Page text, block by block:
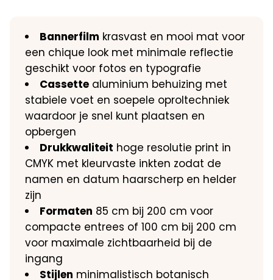
Bannerfilm krasvast en mooi mat voor
een chique look met minimale reflectie
geschikt voor fotos en typografie
Cassette aluminium behuizing met
stabiele voet en soepele oproltechniek
waardoor je snel kunt plaatsen en
opbergen
Drukkwaliteit hoge resolutie print in
CMYK met kleurvaste inkten zodat de
namen en datum haarscherp en helder
zijn
Formaten 85 cm bij 200 cm voor
compacte entrees of 100 cm bij 200 cm
voor maximale zichtbaarheid bij de
ingang
Stijlen minimalistisch botanisch